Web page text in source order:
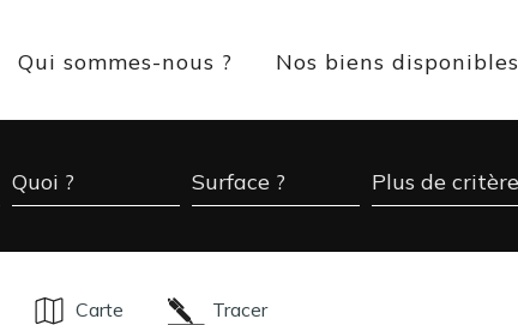
Qui sommes-nous ? Nos biens disponibles
Carte Tracer